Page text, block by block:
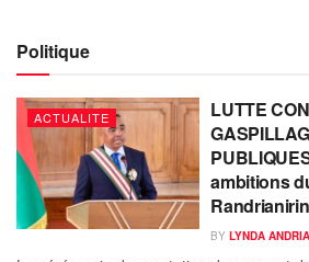
Politique
ACTUALITE
LUTTE
ambitions
BY LYNDA